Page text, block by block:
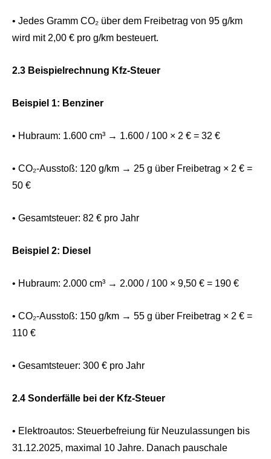
• Jedes Gramm CO₂ über dem Freibetrag von 95 g/km
wird mit 2,00 € pro g/km besteuert.
2.3 Beispielrechnung Kfz-Steuer
Beispiel 1: Benziner
• Hubraum: 1.600 cm³ → 1.600 / 100 × 2 € = 32 €
• CO₂-Ausstoß: 120 g/km → 25 g über Freibetrag × 2 € =
50 €
• Gesamtsteuer: 82 € pro Jahr
Beispiel 2: Diesel
• Hubraum: 2.000 cm³ → 2.000 / 100 × 9,50 € = 190 €
• CO₂-Ausstoß: 150 g/km → 55 g über Freibetrag × 2 € =
110 €
• Gesamtsteuer: 300 € pro Jahr
2.4 Sonderfälle bei der Kfz-Steuer
• Elektroautos: Steuerbefreiung für Neuzulassungen bis
31.12.2025, maximal 10 Jahre. Danach pauschale